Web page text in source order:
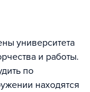
университета
и работы.
по
находятся